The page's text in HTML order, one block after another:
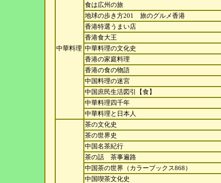
中華料理
食は広州の旅
地球の歩き方201 旅のグルメ香港
香港特選うまい店
香港食大王
中華料理の文化史
香港の家庭料理
香港の食の物語
中国料理の迷宮
中国庶民生活図引【食】
中華料理四千年
中華料理と日本人
茶の文化史
茶の世界史
中国名茶紀行
茶の話 茶事遍路
中国茶の世界（カラーブックス868）
中国喫茶文化史